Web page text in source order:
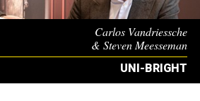
Carlos Vandriessche
& Steven Meesseman
UNI-BRIGHT